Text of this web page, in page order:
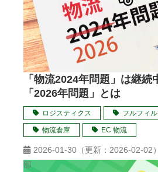
「物流2024年問題」は継続
「2026年問題」とは
ロジスティクス フルフィ
物流倉庫 EC 物流
2026-01-30 （更新： 2026-02-02）
部